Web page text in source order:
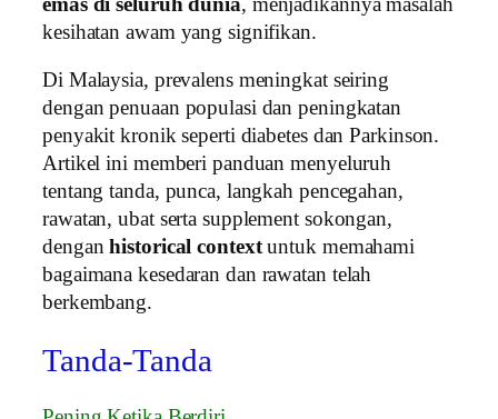
kesihatan awam yang signifikan.
Di Malaysia, prevalens meningkat seiring
dengan penuaan populasi dan peningkatan
penyakit kronik seperti diabetes dan Parkinson.
Artikel ini memberi panduan menyeluruh
tentang tanda, punca, langkah pencegahan,
rawatan, ubat serta supplement sokongan,
denganhistorical contextuntuk memahami
bagaimana kesedaran dan rawatan telah
berkembang.
Tanda-Tanda